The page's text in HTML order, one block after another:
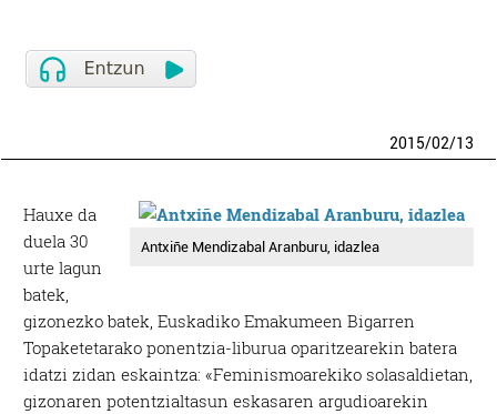
2015/02/13
Antxiñe Mendizabal Aranburu, idazlea
Hauxe da
duela 30
urte lagun
batek,
gizonezko batek, Euskadiko Emakumeen Bigarren
Topaketetarako ponentzia-liburua oparitzearekin batera
idatzi zidan eskaintza: «Feminismoarekiko solasaldietan,
gizonaren potentzialtasun eskasaren argudioarekin